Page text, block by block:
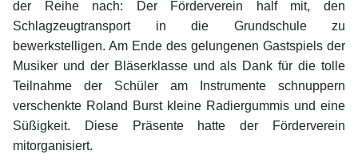
der Reihe nach: Der Förderverein half mit, den
Schlagzeugtransport in die Grundschule zu
bewerkstelligen. Am Ende des gelungenen Gastspiels der
Musiker und der Bläserklasse und als Dank für die tolle
Teilnahme der Schüler am Instrumente schnuppern
verschenkte Roland Burst kleine Radiergummis und eine
Süßigkeit. Diese Präsente hatte der Förderverein
mitorganisiert.